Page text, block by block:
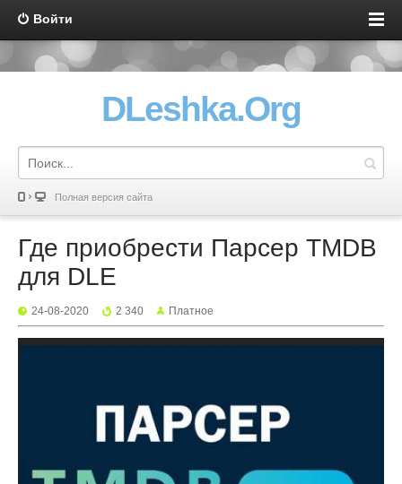
Войти
DLeshka.Org
Полная версия сайта
Где приобрести Парсер TMDB
для DLE
24-08-2020 2 340 Платное